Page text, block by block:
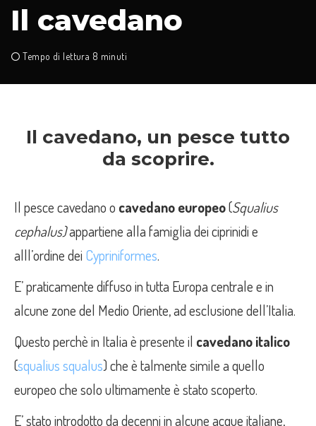
Il cavedano
Tempo di lettura 8 minuti
Il cavedano, un pesce tutto
da scoprire.
Il pesce cavedano o cavedano europeo(Squalius
cephalus)appartiene alla famiglia dei ciprinidi e
alll’ordine dei Cypriniformes.
E’ praticamente diffuso in tutta Europa centrale e in
alcune zone del Medio Oriente, ad esclusione dell’Italia.
Questo perchè in Italia è presente il cavedano italico
(squalius squalus) che è talmente simile a quello
europeo che solo ultimamente è stato scoperto.
E’ stato introdotto da decenni in alcune acque italiane,